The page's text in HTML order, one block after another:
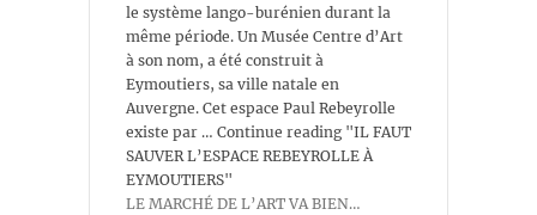
le système lango-burénien durant la
même période. Un Musée Centre d’Art
à son nom, a été construit à
Eymoutiers, sa ville natale en
Auvergne. Cet espace Paul Rebeyrolle
existe par … Continue reading "IL FAUT
SAUVER L’ESPACE REBEYROLLE À
EYMOUTIERS"
LE MARCHÉ DE L’ART VA BIEN…